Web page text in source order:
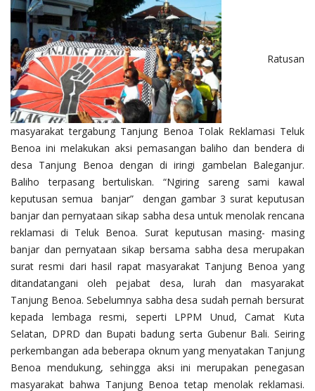
Ratusan
masyarakat tergabung Tanjung Benoa Tolak Reklamasi Teluk
Benoa ini melakukan aksi pemasangan baliho dan bendera di
desa Tanjung Benoa dengan di iringi gambelan Baleganjur.
Baliho terpasang bertuliskan. “Ngiring sareng sami kawal
keputusan semua banjar” dengan gambar 3 surat keputusan
banjar dan pernyataan sikap sabha desa untuk menolak rencana
reklamasi di Teluk Benoa. Surat keputusan masing- masing
banjar dan pernyataan sikap bersama sabha desa merupakan
surat resmi dari hasil rapat masyarakat Tanjung Benoa yang
ditandatangani oleh pejabat desa, lurah dan masyarakat
Tanjung Benoa. Sebelumnya sabha desa sudah pernah bersurat
kepada lembaga resmi, seperti LPPM Unud, Camat Kuta
Selatan, DPRD dan Bupati badung serta Gubenur Bali. Seiring
perkembangan ada beberapa oknum yang menyatakan Tanjung
Benoa mendukung, sehingga aksi ini merupakan penegasan
masyarakat bahwa Tanjung Benoa tetap menolak reklamasi.